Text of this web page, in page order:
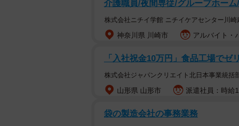
介護職員/夜間専従/グループホー
株式会社ニチイ学館 ニチイケアセンター川崎
神奈川県 川崎市 アルバイト・
「入社祝金10万円」食品工場で
株式会社ジャパンクリエイト北日本事業統括
山形県 山形市 派遣社員：時給
袋の製造会社の事務業務